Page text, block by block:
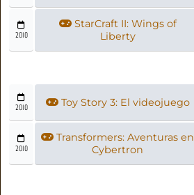
2010
StarCraft II: Wings of
Liberty
2010 Toy Story 3: El videojuego
2010
Transformers: Aventuras en
Cybertron